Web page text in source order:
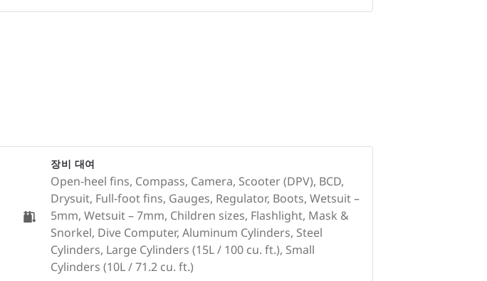
장비 대여
Open-heel fins, Compass, Camera, Scooter (DPV), BCD,
Drysuit, Full-foot fins, Gauges, Regulator, Boots, Wetsuit –
5mm, Wetsuit – 7mm, Children sizes, Flashlight, Mask &
Snorkel, Dive Computer, Aluminum Cylinders, Steel
Cylinders, Large Cylinders (15L / 100 cu. ft.), Small
Cylinders (10L / 71.2 cu. ft.)